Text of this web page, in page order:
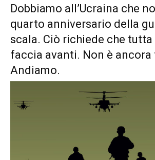
Dobbiamo all’Ucraina che
quarto anniversario della
scala. Ciò richiede che tutta
faccia avanti. Non è
Andiamo.